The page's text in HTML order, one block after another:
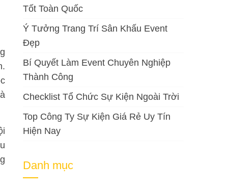
Tốt Toàn Quốc
Ý Tưởng Trang Trí Sân Khấu Event
Đẹp
Bí Quyết Làm Event Chuyên Nghiệp
Thành Công
Checklist Tổ Chức Sự Kiện Ngoài Trời
Top Công Ty Sự Kiện Giá Rẻ Uy Tín
Hiện Nay
Danh mục